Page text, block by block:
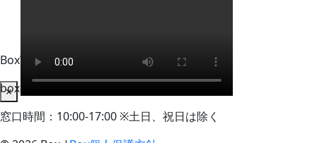
BoxWorks Tokyo + Osaka 来場者事務局
box-info_registration@event-admin.jp
窓口時間：10:00-17:00 ※土日、祝日は除く
×